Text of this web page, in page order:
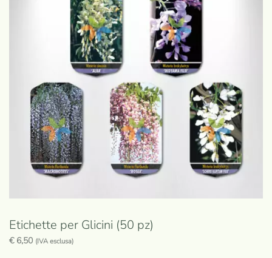
opzioni
possono
nella
pagina
del
prodotto
Etichette per Glicini (50 pz)
€6,50 (IVA esclusa)